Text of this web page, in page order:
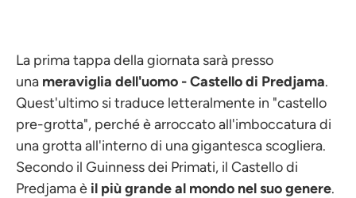
La prima tappa della giornata sarà presso
una meraviglia dell'uomo - Castello di Predjama.
Quest'ultimo si traduce letteralmente in "castello
pre-grotta", perché è arroccato all'imboccatura di
una grotta all'interno di una gigantesca scogliera.
Secondo il Guinness dei Primati, il Castello di
Predjama è il più grande al mondo nel suo genere.